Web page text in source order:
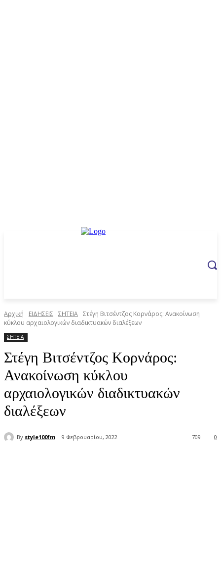
Αρχική ΕΙΔΗΣΕΙΣ ΣΗΤΕΙΑ Στέγη Βιτσέντζος Κορνάρος: Ανακοίνωση
κύκλου αρχαιολογικών διαδικτυακών διαλέξεων
ΣΗΤΕΙΑ
Στέγη Βιτσέντζος Κορνάρος:
Ανακοίνωση κύκλου
αρχαιολογικών διαδικτυακών
διαλέξεων
By style100fm 9 Φεβρουαρίου, 2022 0
709